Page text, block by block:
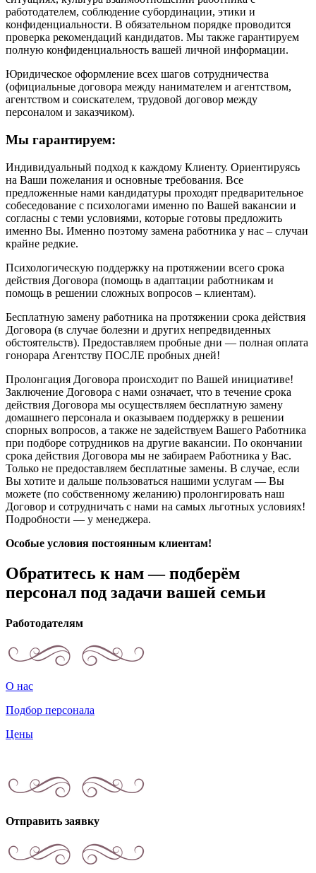
работодателем, соблюдение субординации, этики и
конфиденциальности. В обязательном порядке проводится
проверка рекомендаций кандидатов. Мы также гарантируем
полную конфиденциальность вашей личной информации.
Юридическое оформление всех шагов сотрудничества
(официальные договора между нанимателем и агентством,
агентством и соискателем, трудовой договор между
персоналом и заказчиком).
Мы гарантируем:
​Индивидуальный подход к каждому Клиенту. Ориентируясь
на Ваши пожелания и основные требования. Все
предложенные нами кандидатуры проходят предварительное
собеседование с психологами именно по Вашей вакансии и
согласны с теми условиями, которые готовы предложить
именно Вы. Именно поэтому замена работника у нас – случаи
крайне редкие.
Психологическую поддержку на протяжении всего срока
действия Договора (помощь в адаптации работникам и
помощь в решении сложных вопросов – клиентам).
Бесплатную замену работника на протяжении срока действия
Договора (в случае болезни и других непредвиденных
обстоятельств). Предоставляем пробные дни — полная оплата
гонорара Агентству ПОСЛЕ пробных дней!
Пролонгация Договора происходит по Вашей инициативе!
Заключение Договора с нами означает, что в течение срока
действия Договора мы осуществляем бесплатную замену
домашнего персонала и оказываем поддержку в решении
спорных вопросов, а также не задействуем Вашего Работника
при подборе сотрудников на другие вакансии. По окончании
срока действия Договора мы не забираем Работника у Вас.
Только не предоставляем бесплатные замены. В случае, если
Вы хотите и дальше пользоваться нашими услугам — Вы
можете (по собственному желанию) пролонгировать наш
Договор и сотрудничать с нами на самых льготных условиях!
Подробности — у менеджера.
Особые условия постоянным клиентам!
Обратитесь к нам — подберём
персонал под задачи вашей семьи
Работодателям
О нас
Подбор персонала
Цены
Отправить заявку